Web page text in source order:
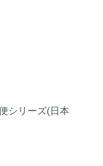
シリーズ(日本